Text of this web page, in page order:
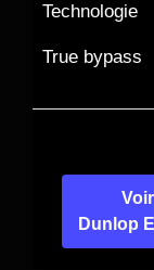
Technologie
True bypass
Dunlop